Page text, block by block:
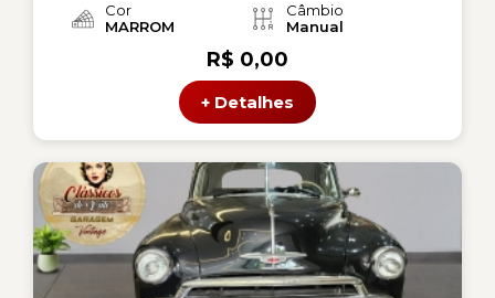
Cor
MARROM
Câmbio
Manual
R$ 0,00
+ Detalhes